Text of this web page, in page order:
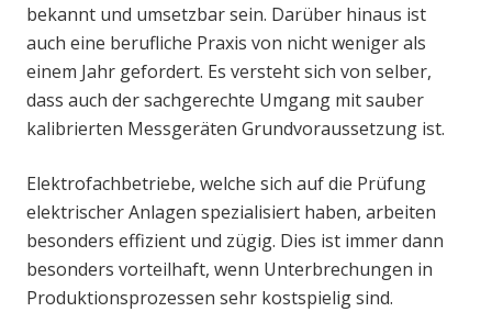
bekannt und umsetzbar sein. Darüber hinaus ist
auch eine berufliche Praxis von nicht weniger als
einem Jahr gefordert. Es versteht sich von selber,
dass auch der sachgerechte Umgang mit sauber
kalibrierten Messgeräten Grundvoraussetzung ist.
Elektrofachbetriebe, welche sich auf die Prüfung
elektrischer Anlagen spezialisiert haben, arbeiten
besonders effizient und zügig. Dies ist immer dann
besonders vorteilhaft, wenn Unterbrechungen in
Produktionsprozessen sehr kostspielig sind.